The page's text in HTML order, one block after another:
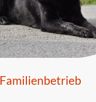
Familienbetrieb